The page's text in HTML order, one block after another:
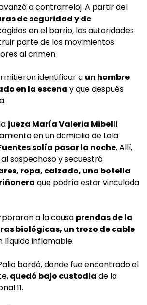
a contrarreloj. A partir del
de seguridad y de
en el barrio, las autoridades
parte de los movimientos
al crimen.
identificar a un hombre
en la escena y que después
jueza María Valeria Mibelli
en un domicilio de Lola
solía pasar la noche. Allí,
sospechoso y secuestró
ropa, calzado, una botella
que podría estar vinculada
a la causa prendas de la
biológicas, un trozo de cable
líquido inflamable.
bordó, donde fue encontrado el
quedó bajo custodia de la
11.